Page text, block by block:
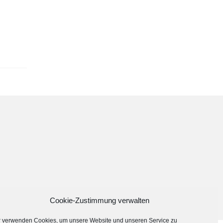
Cookie-Zustimmung verwalten
verwenden Cookies, um unsere Website und unseren Service zu
Impressum Cookie-Richtlinie (EU)